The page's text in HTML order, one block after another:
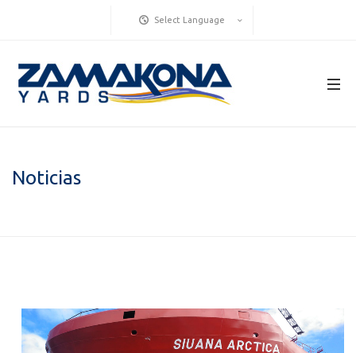
Select Language
Noticias